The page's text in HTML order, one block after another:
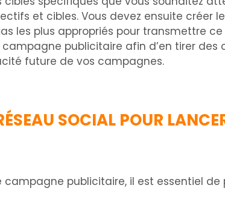
et cibles. Vous devez ensuite créer
les plus appropriés pour transmettre ce
publicitaire afin d’en tirer des
future de vos campagnes.
SOCIAL POUR
publicitaire, il est essentiel